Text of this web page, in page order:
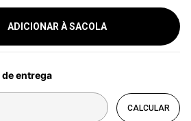
ADICIONAR À SACOLA